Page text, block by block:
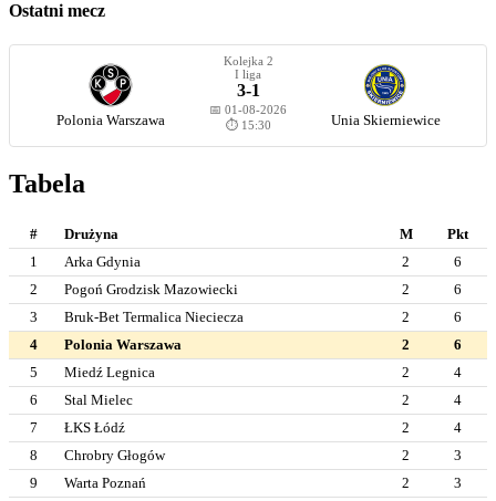
Ostatni mecz
Polonia Warszawa
Kolejka 2
I liga
3-1
📅 01-08-2026
⏱️ 15:30
Unia Skierniewice
Tabela
# Drużyna M
Pkt
1
Arka Gdynia 2
6
2
Pogoń Grodzisk Mazowiecki 2
6
3
Bruk-Bet Termalica Nieciecza 2
6
4
Polonia Warszawa 2
6
5
Miedź Legnica 2
4
6
Stal Mielec 2
4
7
ŁKS Łódź 2
4
8
Chrobry Głogów 2
3
9
Warta Poznań 2
3